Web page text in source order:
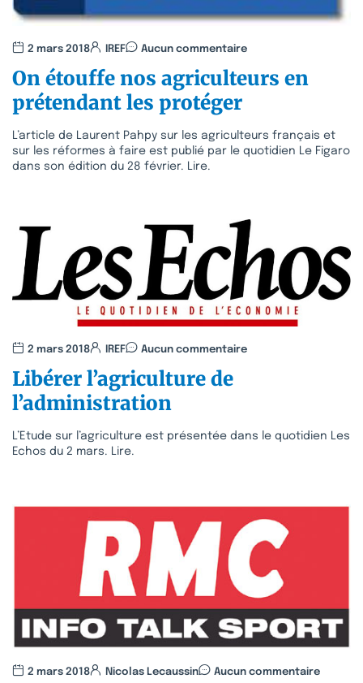
2 mars 2018 IREF Aucun commentaire
On étouffe nos agriculteurs en
prétendant les protéger
L’article de Laurent Pahpy sur les agriculteurs français et
sur les réformes à faire est publié par le quotidien Le Figaro
dans son édition du 28 février. Lire.
2 mars 2018 IREF Aucun commentaire
Libérer l’agriculture de
l’administration
L’Etude sur l’agriculture est présentée dans le quotidien Les
Echos du 2 mars. Lire.
2 mars 2018 Nicolas Lecaussin Aucun commentaire